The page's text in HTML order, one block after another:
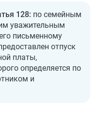
128: по семейным
уважительным
письменному
отпуск
платы,
определяется по
и